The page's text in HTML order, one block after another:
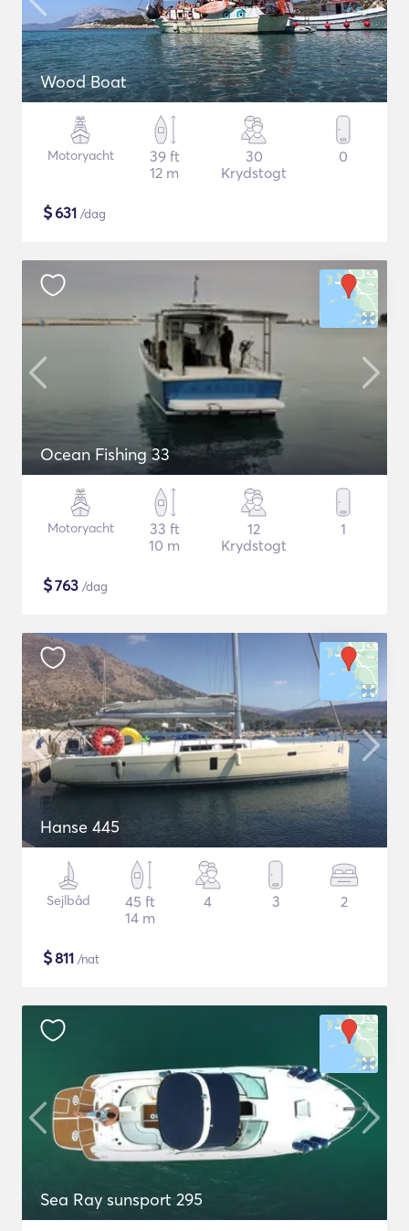
Wood Boat
Motoryacht
39 ft
12 m
30
Krydstogt
0
$631 /dag
Ocean Fishing 33
Motoryacht
33 ft
10 m
12
Krydstogt
1
$763 /dag
Hanse 445
Sejlbåd
45 ft
14 m
4 3 2
$811 /nat
Sea Ray sunsport 295